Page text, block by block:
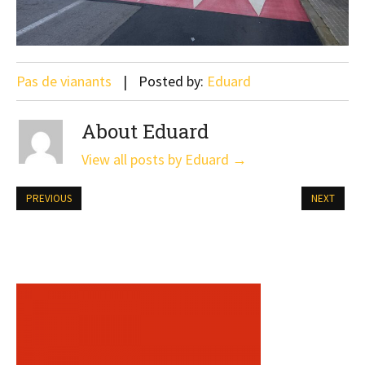
Pas de vianants Posted by: Eduard
About Eduard
View all posts by Eduard →
PREVIOUS NEXT